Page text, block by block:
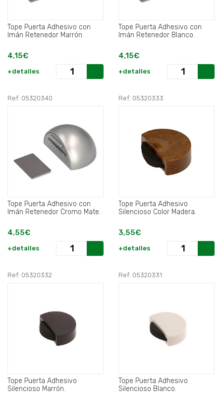
Tope Puerta Adhesivo con
Imán Retenedor Marrón.
4,15€
+detalles
Tope Puerta Adhesivo con
Imán Retenedor Blanco.
4,15€
+detalles
Ref: 05320340
Tope Puerta Adhesivo con
Imán Retenedor Cromo Mate.
4,55€
+detalles
Ref: 05320333
Tope Puerta Adhesivo
Silencioso Color Madera.
3,55€
+detalles
Ref: 05320332
Tope Puerta Adhesivo
Silencioso Marrón.
Ref: 05320331
Tope Puerta Adhesivo
Silencioso Blanco.